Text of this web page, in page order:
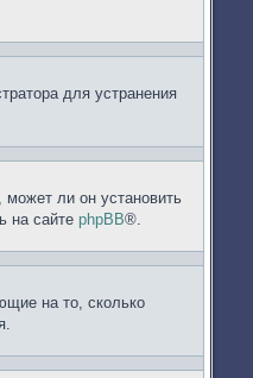
для устранения
ли он установить
на сайте phpBB®.
на то, сколько